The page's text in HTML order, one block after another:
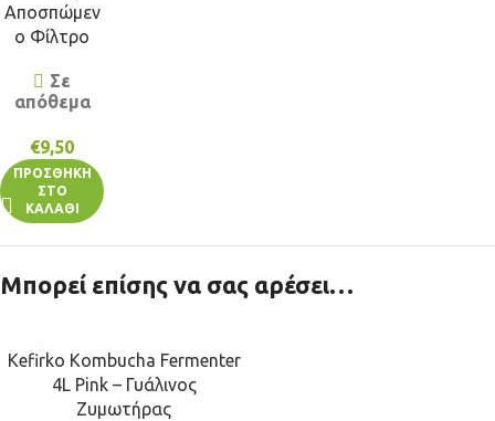
Αποσπώμεν
ο Φίλτρο
Σε
απόθεμα
€9,50
ΠΡΟΣΘΉΚΗ
ΣΤΟ
ΚΑΛΆΘΙ
Μπορεί επίσης να σας αρέσει…
Kefirko Kombucha Fermenter
4L Pink – Γυάλινος
Ζυμωτήρας